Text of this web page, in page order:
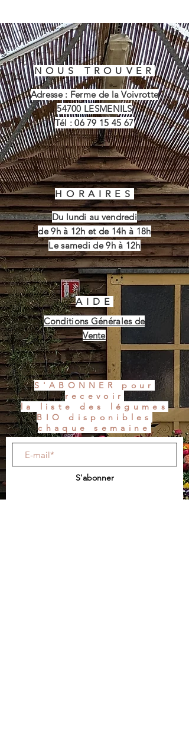
NOUS TROUVER
Adresse : Ferme de la Voivrotte
54700 LESMENILS
Tél :06 79 15 45 67
HORAIRES
Du lundi au vendredi
de 9h à 12h et de 14h à 18h
Le samedi de 9h à 12h
AIDE
Conditions Générales de
Vente
S'ABONNER pour
recevoir
la liste des légumes
BIO disponibles
chaque semaine
S'abonner